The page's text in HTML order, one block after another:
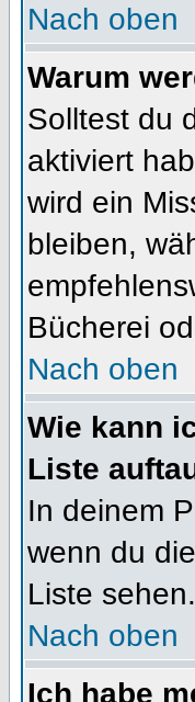
Nach oben
Warum
Solltest du
aktiviert
wird ein
bleiben,
Bücherei
Nach oben
Wie kann
Liste
In deinem
wenn du
Liste
Nach oben
Ich habe